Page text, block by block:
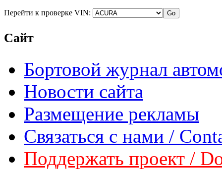
Перейти к проверке VIN:
Сайт
Бортовой журнал
Новости сайта
Размещение рекламы
Связаться с нами /
Поддержать проект /